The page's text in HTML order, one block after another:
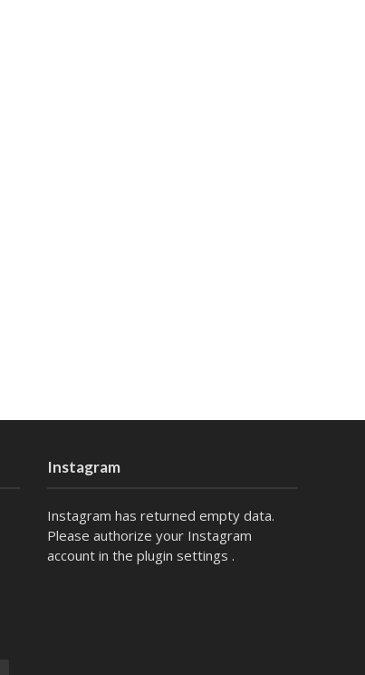
Instagram
Instagram has returned empty data.
Please authorize your Instagram
account in the plugin settings .